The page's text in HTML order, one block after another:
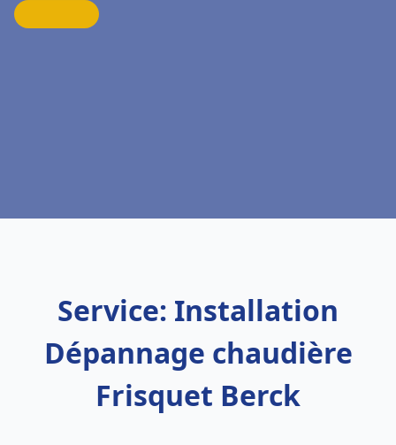
Service: Installation
Dépannage chaudière
Frisquet Berck